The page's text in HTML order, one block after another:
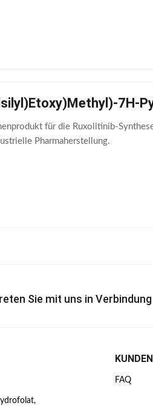
7H-
für die Ruxolitinib-
Pharmaherstellung.
Sie mit uns in Verbindung
FAQ